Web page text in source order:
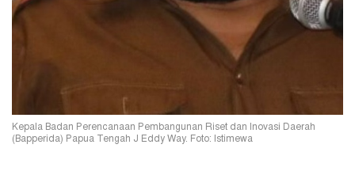
Kepala Badan Perencanaan Pembangunan Riset dan Inovasi Daerah
(Bapperida) Papua Tengah J Eddy Way. Foto: Istimewa